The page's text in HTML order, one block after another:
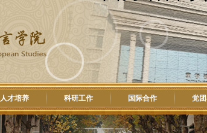
人才培养 科研工作 国际合作 党